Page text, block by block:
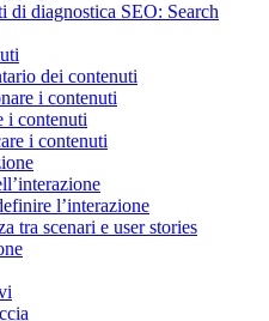
di diagnostica SEO: Search
dei contenuti
i contenuti
i contenuti
i contenuti
l’interazione
tra scenari e user stories